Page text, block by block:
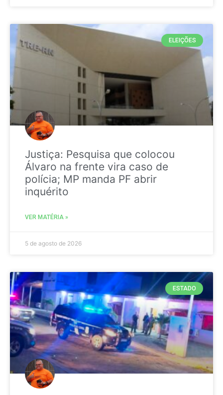
ELEIÇÕES
Justiça: Pesquisa que colocou
Álvaro na frente vira caso de
polícia; MP manda PF abrir
inquérito
VER MATÉRIA »
5 de agosto de 2026
ESTADO